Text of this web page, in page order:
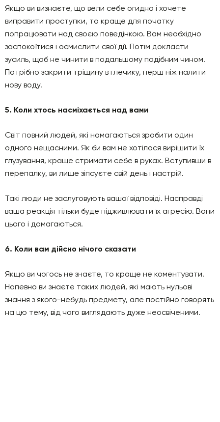
Якщо ви визнаєте, що вели себе огидно і хочете
виправити проступки, то краще для початку
попрацювати над своєю поведінкою. Вам необхідно
заспокоїтися і осмислити свої дії. Потім докласти
зусиль, щоб не чинити в подальшому подібним чином.
Потрібно закрити тріщину в глечику, перш ніж налити
нову воду.
5. Коли хтось насміхається над вами
Світ повний людей, які намагаються зробити один
одного нещасними. Як би вам не хотілося вирішити їх
глузування, краще стримати себе в руках. Вступивши в
перепалку, ви лише зіпсуєте свій день і настрій.
Такі люди не заслуговують вашої відповіді. Насправді
ваша реакція тільки буде підживлювати їх агресію. Вони
цього і домагаються.
6. Коли вам дійсно нічого сказати
Якщо ви чогось не знаєте, то краще не коментувати.
Напевно ви знаєте таких людей, які мають нульові
знання з якого-небудь предмету, але постійно говорять
на цю тему, від чого виглядають дуже неосвіченими.